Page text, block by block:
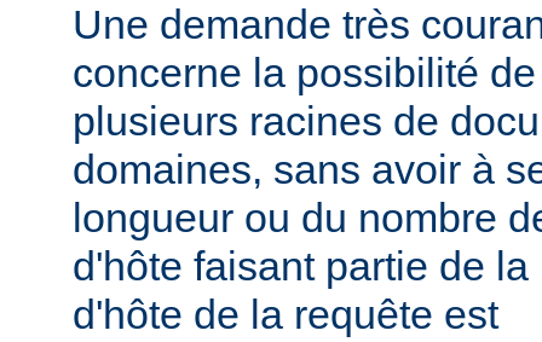
Une demande très
concerne la possibilité
plusieurs racines de
domaines, sans avoir à
longueur ou du nombre
d'hôte faisant partie de
d'hôte de la requête est